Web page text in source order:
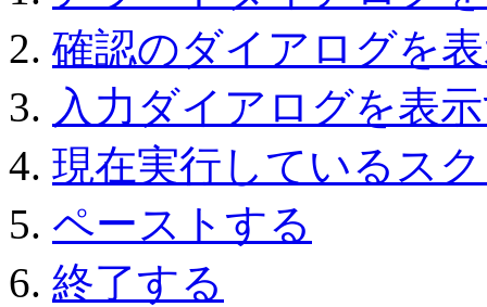
確認のダイアログを
入力ダイアログを表
現在実行しているス
ペーストする
終了する